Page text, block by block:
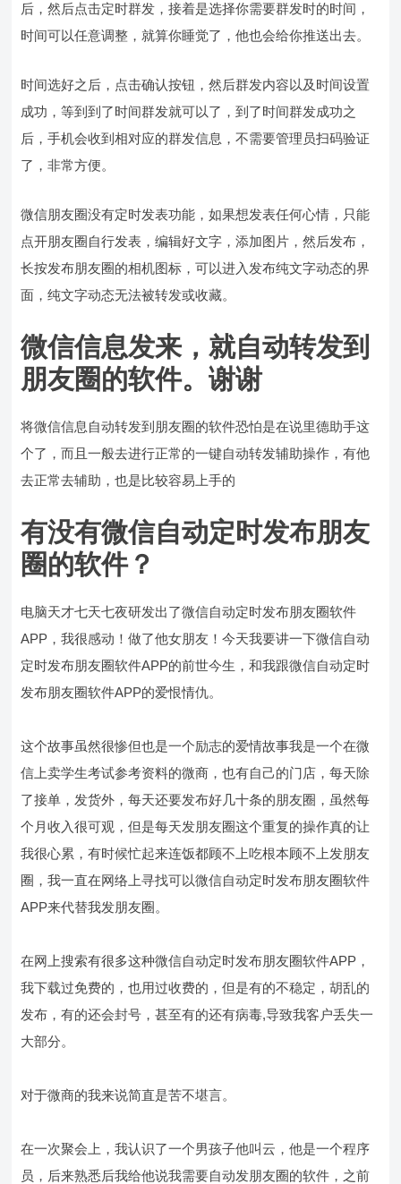
后，然后点击定时群发，接着是选择你需要群发时的时间，
时间可以任意调整，就算你睡觉了，他也会给你推送出去。
时间选好之后，点击确认按钮，然后群发内容以及时间设置
成功，等到到了时间群发就可以了，到了时间群发成功之
后，手机会收到相对应的群发信息，不需要管理员扫码验证
了，非常方便。
微信朋友圈没有定时发表功能，如果想发表任何心情，只能
点开朋友圈自行发表，编辑好文字，添加图片，然后发布，
长按发布朋友圈的相机图标，可以进入发布纯文字动态的界
面，纯文字动态无法被转发或收藏。
微信信息发来，就自动转发到
朋友圈的软件。谢谢
将微信信息自动转发到朋友圈的软件恐怕是在说里德助手这
个了，而且一般去进行正常的一键自动转发辅助操作，有他
去正常去辅助，也是比较容易上手的
有没有微信自动定时发布朋友
圈的软件？
电脑天才七天七夜研发出了微信自动定时发布朋友圈软件
APP，我很感动！做了他女朋友！今天我要讲一下微信自动
定时发布朋友圈软件APP的前世今生，和我跟微信自动定时
发布朋友圈软件APP的爱恨情仇。
这个故事虽然很惨但也是一个励志的爱情故事我是一个在微
信上卖学生考试参考资料的微商，也有自己的门店，每天除
了接单，发货外，每天还要发布好几十条的朋友圈，虽然每
个月收入很可观，但是每天发朋友圈这个重复的操作真的让
我很心累，有时候忙起来连饭都顾不上吃根本顾不上发朋友
圈，我一直在网络上寻找可以微信自动定时发布朋友圈软件
APP来代替我发朋友圈。
在网上搜索有很多这种微信自动定时发布朋友圈软件APP，
我下载过免费的，也用过收费的，但是有的不稳定，胡乱的
发布，有的还会封号，甚至有的还有病毒,导致我客户丢失一
大部分。
对于微商的我来说简直是苦不堪言。
在一次聚会上，我认识了一个男孩子他叫云，他是一个程序
员，后来熟悉后我给他说我需要自动发朋友圈的软件，之前